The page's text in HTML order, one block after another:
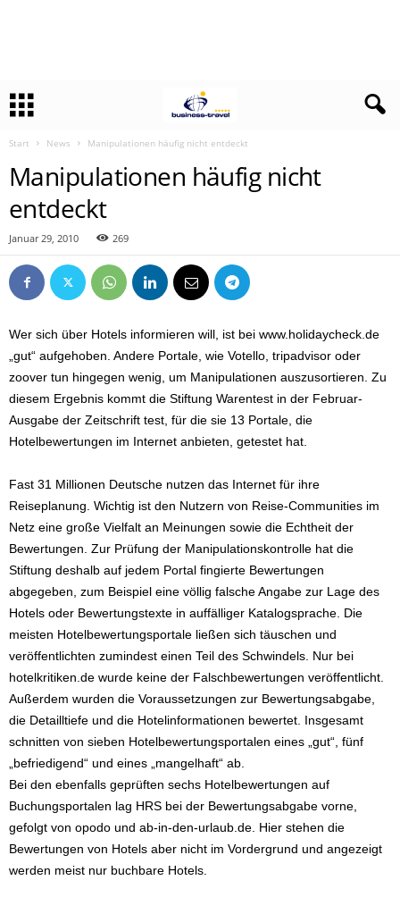
Start News Manipulationen häufig nicht entdeckt
Manipulationen häufig nicht
entdeckt
Januar 29, 2010 269
Wer sich über Hotels informieren will, ist bei www.holidaycheck.de
„gut“ aufgehoben. Andere Portale, wie Votello, tripadvisor oder
zoover tun hingegen wenig, um Manipulationen auszusortieren. Zu
diesem Ergebnis kommt die Stiftung Warentest in der Februar-
Ausgabe der Zeitschrift test, für die sie 13 Portale, die
Hotelbewertungen im Internet anbieten, getestet hat.
Fast 31 Millionen Deutsche nutzen das Internet für ihre
Reiseplanung. Wichtig ist den Nutzern von Reise-Communities im
Netz eine große Vielfalt an Meinungen sowie die Echtheit der
Bewertungen. Zur Prüfung der Manipulationskontrolle hat die
Stiftung deshalb auf jedem Portal fingierte Bewertungen
abgegeben, zum Beispiel eine völlig falsche Angabe zur Lage des
Hotels oder Bewertungstexte in auffälliger Katalogsprache. Die
meisten Hotelbewertungsportale ließen sich täuschen und
veröffentlichten zumindest einen Teil des Schwindels. Nur bei
hotelkritiken.de wurde keine der Falschbewertungen veröffentlicht.
Außerdem wurden die Voraussetzungen zur Bewertungsabgabe,
die Detailltiefe und die Hotelinformationen bewertet. Insgesamt
schnitten von sieben Hotelbewertungsportalen eines „gut“, fünf
„befriedigend“ und eines „mangelhaft“ ab.
Bei den ebenfalls geprüften sechs Hotelbewertungen auf
Buchungsportalen lag HRS bei der Bewertungsabgabe vorne,
gefolgt von opodo und ab-in-den-urlaub.de. Hier stehen die
Bewertungen von Hotels aber nicht im Vordergrund und angezeigt
werden meist nur buchbare Hotels.